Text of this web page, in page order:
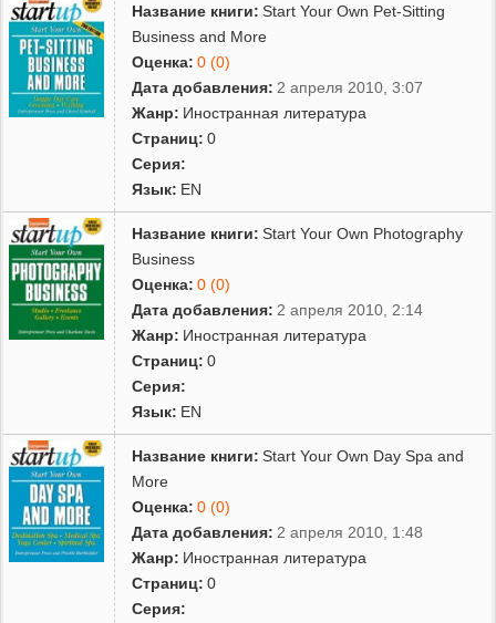
Название книги: Start Your Own Pet-Sitting
Business and More
Оценка: 0 (0)
Дата добавления: 2 апреля 2010, 3:07
Жанр: Иностранная литература
Страниц: 0
Серия:
Язык: EN
Название книги: Start Your Own Photography
Business
Оценка: 0 (0)
Дата добавления: 2 апреля 2010, 2:14
Жанр: Иностранная литература
Страниц: 0
Серия:
Язык: EN
Название книги: Start Your Own Day Spa and
More
Оценка: 0 (0)
Дата добавления: 2 апреля 2010, 1:48
Жанр: Иностранная литература
Страниц: 0
Серия: